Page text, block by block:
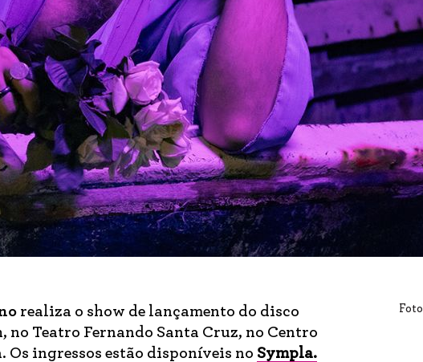
Foto
realiza o show de lançamento do disco
no Teatro Fernando Santa Cruz, no Centro
ingressos estão disponíveis no Sympla.